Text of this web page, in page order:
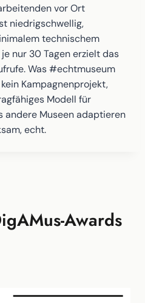
vor Ort
niedrigschwellig,
technischem
nur 30 Tagen erzielt das
Was #echtmuseum
Kampagnenprojekt,
Modell für
andere Museen adaptieren
echt.
Awards